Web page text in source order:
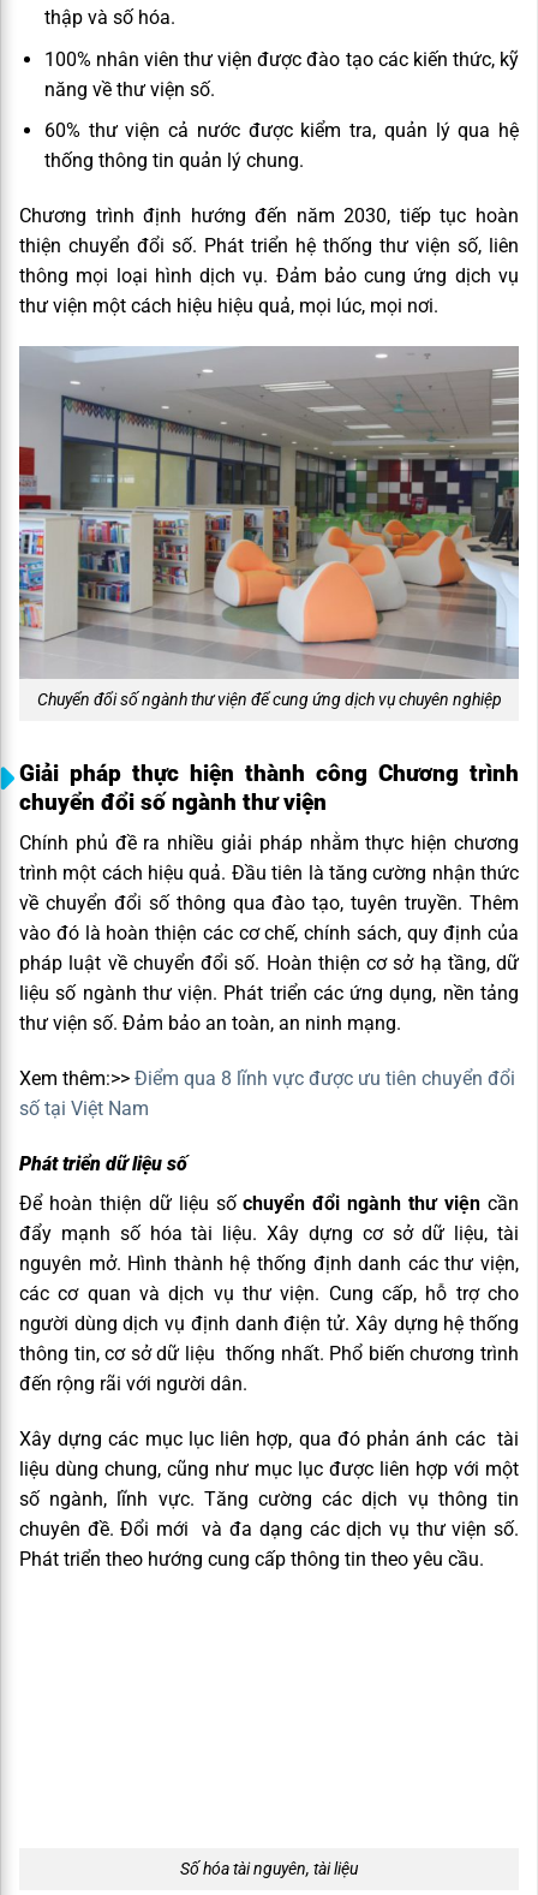
thập và số hóa.
100% nhân viên thư viện được đào tạo các kiến thức, kỹ
năng về thư viện số.
60% thư viện cả nước được kiểm tra, quản lý qua hệ
thống thông tin quản lý chung.
Chương trình định hướng đến năm 2030, tiếp tục hoàn
thiện chuyển đổi số. Phát triển hệ thống thư viện số, liên
thông mọi loại hình dịch vụ. Đảm bảo cung ứng dịch vụ
thư viện một cách hiệu hiệu quả, mọi lúc, mọi nơi.
Chuyển đổi số ngành thư viện để cung ứng dịch vụ chuyên nghiệp
Giải pháp thực hiện thành công Chương trình
chuyển đổi số ngành thư viện
Chính phủ đề ra nhiều giải pháp nhằm thực hiện chương
trình một cách hiệu quả. Đầu tiên là tăng cường nhận thức
về chuyển đổi số thông qua đào tạo, tuyên truyền. Thêm
vào đó là hoàn thiện các cơ chế, chính sách, quy định của
pháp luật về chuyển đổi số. Hoàn thiện cơ sở hạ tầng, dữ
liệu số ngành thư viện. Phát triển các ứng dụng, nền tảng
thư viện số. Đảm bảo an toàn, an ninh mạng.
Xem thêm:>> Điểm qua 8 lĩnh vực được ưu tiên chuyển đổi
số tại Việt Nam
Phát triển dữ liệu số
Để hoàn thiện dữ liệu sốchuyển đổi ngành thư viện cần
đẩy mạnh số hóa tài liệu. Xây dựng cơ sở dữ liệu, tài
nguyên mở. Hình thành hệ thống định danh các thư viện,
các cơ quan và dịch vụ thư viện. Cung cấp, hỗ trợ cho
người dùng dịch vụ định danh điện tử. Xây dựng hệ thống
thông tin, cơ sở dữ liệu thống nhất. Phổ biến chương trình
đến rộng rãi với người dân.
Xây dựng các mục lục liên hợp, qua đó phản ánh các tài
liệu dùng chung, cũng như mục lục được liên hợp với một
số ngành, lĩnh vực. Tăng cường các dịch vụ thông tin
chuyên đề. Đổi mới và đa dạng các dịch vụ thư viện số.
Phát triển theo hướng cung cấp thông tin theo yêu cầu.
Số hóa tài nguyên, tài liệu